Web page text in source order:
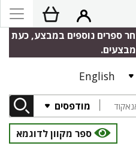
ספרים נוספים במבצע, כעת
English
מודפסים
ספר מקוון לדוגמא